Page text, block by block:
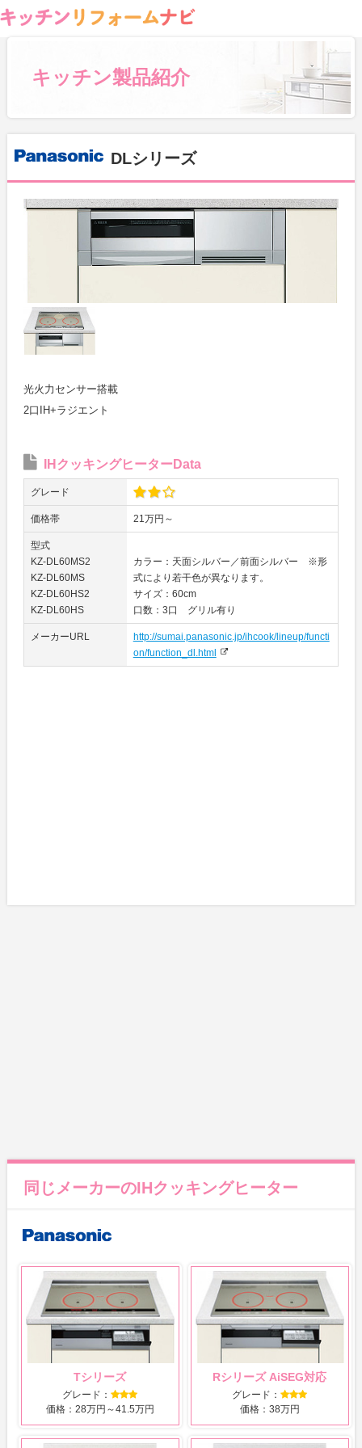
キッチン製品紹介
DLシリーズ
光火力センサー搭載
2口IH+ラジエント
IHクッキングヒーターData
グレード
価格帯 21万円～
型式
KZ-DL60MS2
KZ-DL60MS
KZ-DL60HS2
KZ-DL60HS
カラー：天面シルバー／前面シルバー ※形
式により若干色が異なります。
サイズ：60cm
口数：3口 グリル有り
メーカーURL
http://sumai.panasonic.jp/ihcook/lineup/functi
on/function_dl.html
同じメーカーのIHクッキングヒーター
Tシリーズ
グレード：
価格：28万円～41.5万円
Rシリーズ AiSEG対応
グレード：
価格：38万円